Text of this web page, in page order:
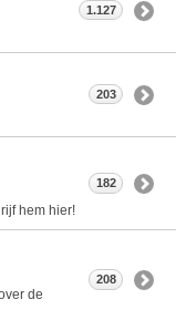
1.127
203
hem hier!
182
de
208